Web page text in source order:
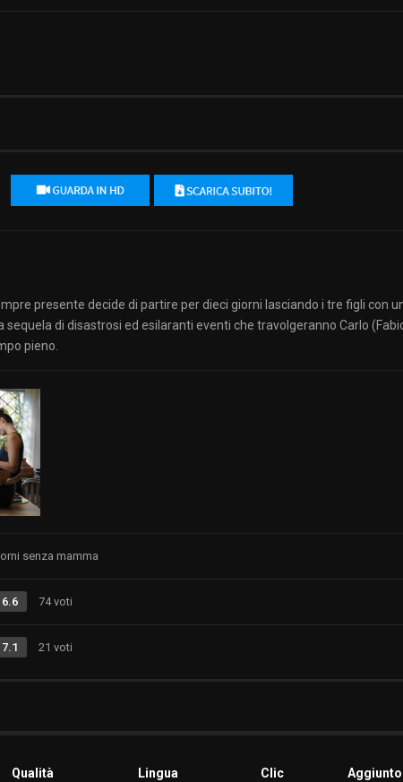
presente decide di partire per dieci giorni lasciando i tre figli con
di disastrosi ed esilaranti eventi che travolgeranno Carlo
pieno.
senza mamma
6.6 74 voti
7.1 21 voti
Qualità Lingua Clic Aggiunto